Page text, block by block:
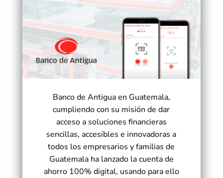
Banco de Antigua en Guatemala,
cumpliendo con su misión de dar
acceso a soluciones financieras
sencillas, accesibles e innovadoras a
todos los empresarios y familias de
Guatemala ha lanzado la cuenta de
ahorro 100% digital, usando para ello